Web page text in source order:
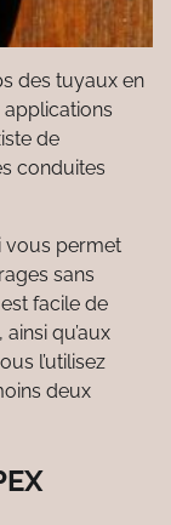
des tuyaux en
de
conduites
vous permet
sans
facile de
qu’aux
l’utilisez
deux